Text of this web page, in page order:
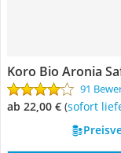
Koro Bio Aronia
91
ab 22,00 € ( Sofort